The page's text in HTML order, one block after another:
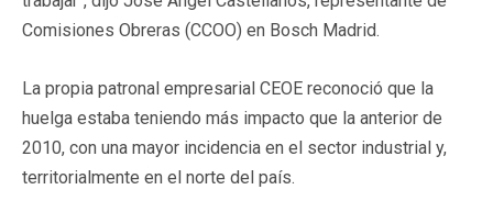
Comisiones Obreras (CCOO) en Bosch Madrid.
La propia patronal empresarial CEOE reconoció que la
huelga estaba teniendo más impacto que la anterior de
2010, con una mayor incidencia en el sector industrial y,
territorialmente en el norte del país.